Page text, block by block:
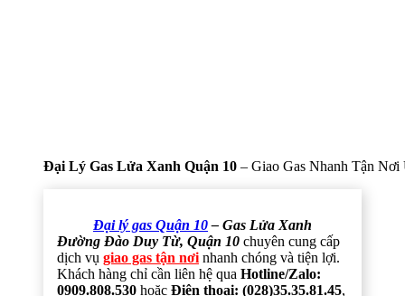
Đại Lý Gas Lửa Xanh Quận 10 – Giao Gas Nhanh Tận
Đại lý gas Quận 10– Gas Lửa Xanh
Đường Đào Duy Từ, Quận 10 chuyên cung cấp
dịch vụ giao gas tận nơi nhanh chóng và tiện lợi.
Khách hàng chỉ cần liên hệ qua Hotline/Zalo:
0909.808.530 hoặc Điện thoại: (028)35.35.81.45,